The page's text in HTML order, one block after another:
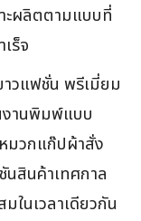
ะผลิตตามแบบที่
ร็จ
วแฟชั่น พรีเมี่ยม
านพิมพ์แบบ
มวกแก๊ปผ้าสั่ง
สินค้าเทศกาล
ในเวลาเดียวกัน